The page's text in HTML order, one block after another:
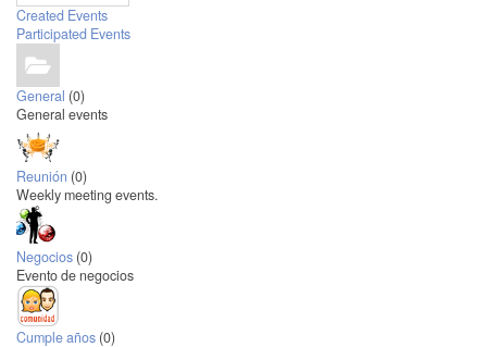
Created Events
Participated Events
General (0)
General events
Reunión (0)
Weekly meeting events.
Negocios (0)
Evento de negocios
Cumple años (0)